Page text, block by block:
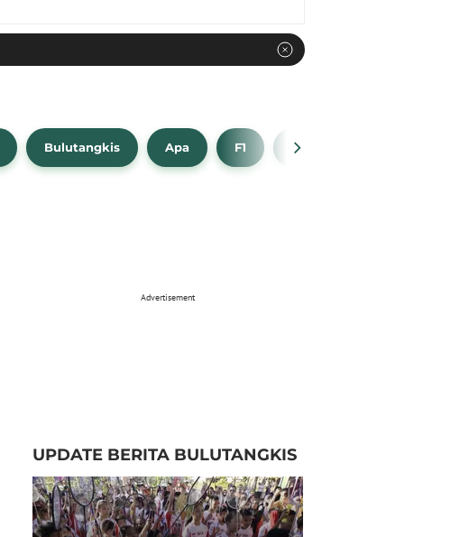
Bulutangkis Apa F1 NBA
Advertisement
UPDATE BERITA BULUTANGKIS